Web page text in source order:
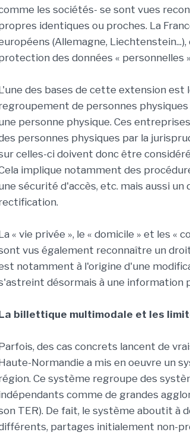
les sociétés- se sont vues
identiques ou proches. La
(Allemagne,
des données « personnelles
des bases de cette extension
de personnes
personne physique. Ces
personnes physiques par la
celles-ci doivent donc être
implique notamment des
sécurité d'accès, etc. mais aussi
« vie privée », le « domicile » et les
vus également reconnaître un
notamment à l'origine d'une
désormais à une information
billettique multimodale et les
des cas concrets lancent de
Normandie a mis en oeuvre un
Ce système regroupe des
comme de grandes
TER). De fait, le système aboutit à
partages initialement non-